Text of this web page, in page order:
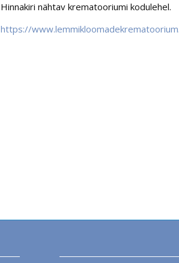
Hinnakiri nähtav krematooriumi kodulehel.
https://